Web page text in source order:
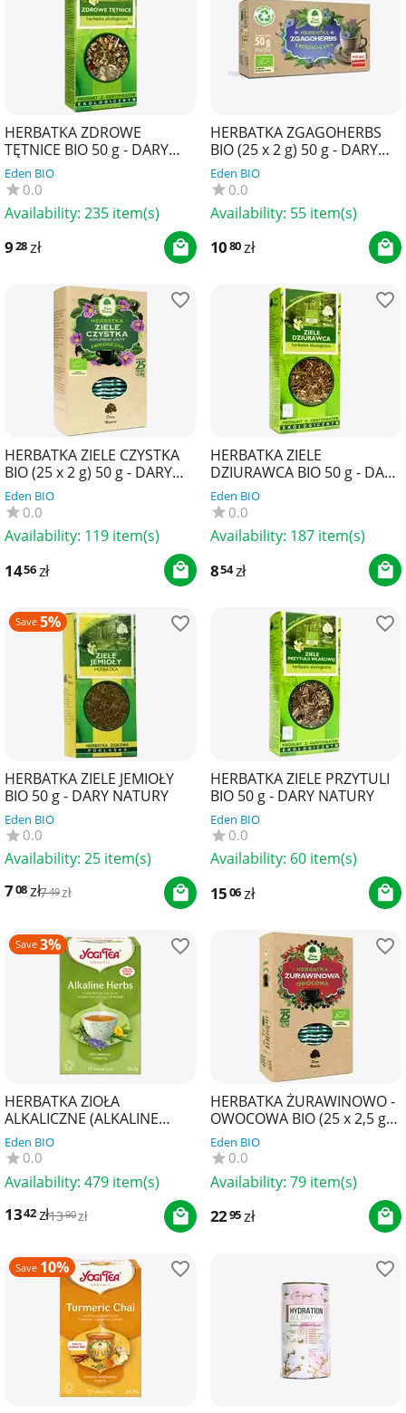
HERBATKA ZDROWE
TĘTNICE BIO 50 g - DARY
NATURY
Eden BIO
0.0
Availability: 235 item(s)
928zł
HERBATKA ZGAGOHERBS
BIO (25 x 2 g) 50 g - DARY
NATURY
Eden BIO
0.0
Availability: 55 item(s)
1080zł
HERBATKA ZIELE CZYSTKA
BIO (25 x 2 g) 50 g - DARY
NATURY
Eden BIO
0.0
Availability: 119 item(s)
1456zł
HERBATKA ZIELE
DZIURAWCA BIO 50 g - DARY
NATURY
Eden BIO
0.0
Availability: 187 item(s)
854zł
Save 5%
HERBATKA ZIELE JEMIOŁY
BIO 50 g - DARY NATURY
Eden BIO
0.0
Availability: 25 item(s)
708zł749zł
HERBATKA ZIELE PRZYTULI
BIO 50 g - DARY NATURY
Eden BIO
0.0
Availability: 60 item(s)
1506zł
Save 3%
HERBATKA ZIOŁA
ALKALICZNE (ALKALINE
HERBS) BIO (17 x 2,1 g) 35,7
g - YOGI TEA
Eden BIO
0.0
Availability: 479 item(s)
1342zł1390 zł
HERBATKA ŻURAWINOWO -
OWOCOWA BIO (25 x 2,5 g)
62,5 g - DARY NATURY
Eden BIO
0.0
Availability: 79 item(s)
2295zł
Save 10%